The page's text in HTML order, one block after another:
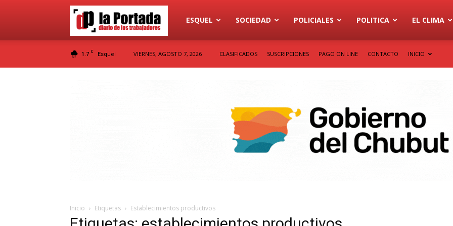
Diario
ESQUEL SOCIEDAD POLICIALES POLITICA EL CLIMA
1.7 C Esquel VIERNES, AGOSTO 7, 2026 CLASIFICADOS SUSCRIPCIONES PAGO ON LINE CONTACTO INICIO
Inicio Etiquetas Establecimientos productivos